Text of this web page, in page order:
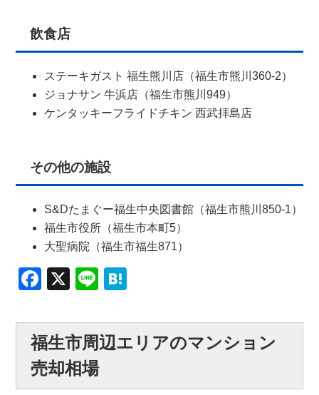
飲食店
ステーキガスト 福生熊川店（福生市熊川360-2）
ジョナサン 牛浜店（福生市熊川949）
ケンタッキーフライドチキン 西武拝島店
その他の施設
S&Dたまぐー福生中央図書館（福生市熊川850-1）
福生市役所（福生市本町5）
大聖病院（福生市福生871）
Facebook
X Line
福生市周辺エリアのマンション
売却相場